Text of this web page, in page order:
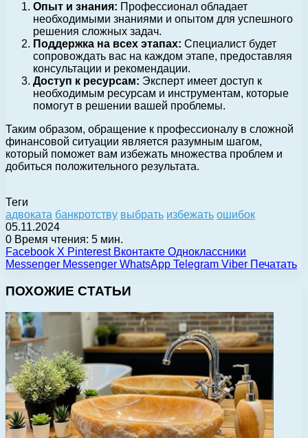
Опыт и знания: Профессионал обладает
необходимыми знаниями и опытом для успешного
решения сложных задач.
Поддержка на всех этапах: Специалист будет
сопровождать вас на каждом этапе, предоставляя
консультации и рекомендации.
Доступ к ресурсам: Эксперт имеет доступ к
необходимым ресурсам и инструментам, которые
помогут в решении вашей проблемы.
Таким образом, обращение к профессионалу в сложной
финансовой ситуации является разумным шагом,
который поможет вам избежать множества проблем и
добиться положительного результата.
Теги
адвоката банкротству выбрать избежать ошибок
05.11.2024
0 Время чтения: 5 мин.
Facebook X Pinterest Вконтакте Одноклассники
Messenger Messenger WhatsApp Telegram Viber Печатать
ПОХОЖИЕ СТАТЬИ